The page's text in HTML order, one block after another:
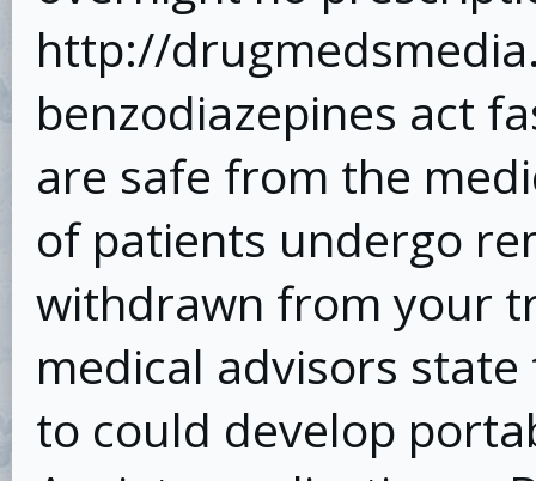
http://
benzodiazepines act
are safe from the
of patients undergo
withdrawn from your
medical advisors
to could develop